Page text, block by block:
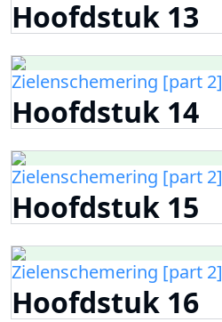
Hoofdstuk 13
Zielenschemering [part 2]
Hoofdstuk 14
Zielenschemering [part 2]
Hoofdstuk 15
Zielenschemering [part 2]
Hoofdstuk 16